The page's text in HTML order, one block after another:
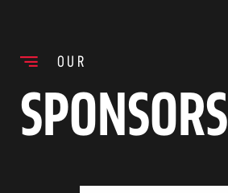
OUR
SPONSORS